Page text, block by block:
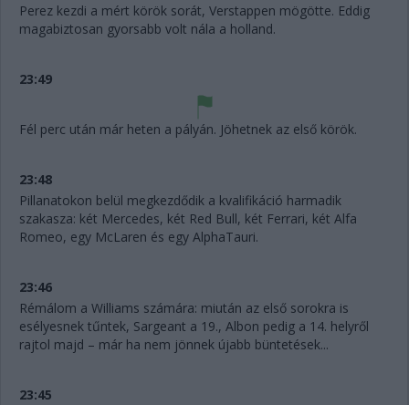
Perez kezdi a mért körök sorát, Verstappen mögötte. Eddig
magabiztosan gyorsabb volt nála a holland.
23:49
Fél perc után már heten a pályán. Jöhetnek az első körök.
23:48
Pillanatokon belül megkezdődik a kvalifikáció harmadik
szakasza: két Mercedes, két Red Bull, két Ferrari, két Alfa
Romeo, egy McLaren és egy AlphaTauri.
23:46
Rémálom a Williams számára: miután az első sorokra is
esélyesnek tűntek, Sargeant a 19., Albon pedig a 14. helyről
rajtol majd – már ha nem jönnek újabb büntetések...
23:45